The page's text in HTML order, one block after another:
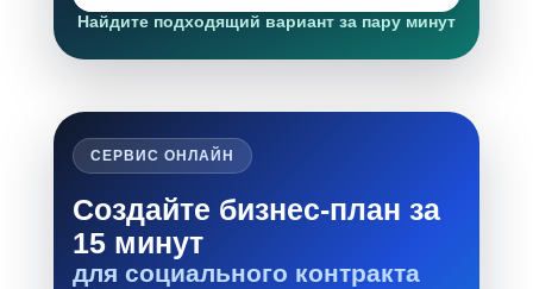
Найдите подходящий вариант за пару минут
СЕРВИС ОНЛАЙН
Создайте бизнес-план за
15 минут
для социального контракта